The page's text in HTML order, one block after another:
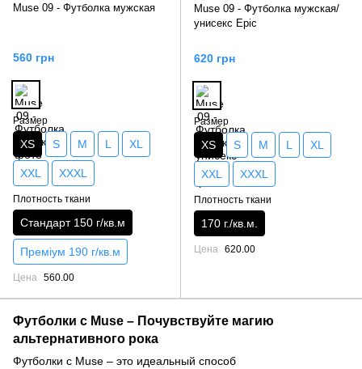
Muse 09 - Футболка мужская
560 грн
Размер
XS S M L XL
XXL XXXL
Плотность ткани
Стандарт 150 г/кв.м
Преміум 190 г/кв.м
Цена 560.00
Muse 09 - Футболка мужская/
унисекс Epic
620 грн
Размер
XS S M L XL
XXL XXXL
Плотность ткани
170 г./кв.м.
Цена 620.00
Футболки с Muse – Почувствуйте магию
альтернативного рока
Футболки с Muse – это идеальный способ